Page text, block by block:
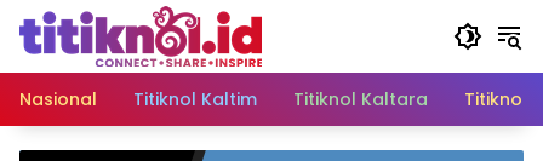
Langsung
konten
Nasional
Titiknol Kaltim Titiknol Kaltara Titiknol